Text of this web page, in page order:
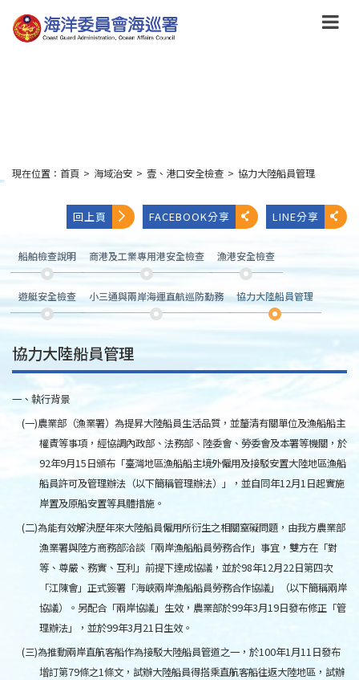
到
主
:::
現在位置： 首頁 > 海域治安 > 壹、港口安全檢查 > 協力大陸船員管理
回上頁 FACEBOOK分享 LINE分享
船舶檢查說明 商港及工業專用港安全檢查 漁港安全檢查
遊艇安全檢查 小三通與兩岸海運直航巡防勤務 協力大陸船員管理
協力大陸船員管理
一、執行背景
(一)農業部（漁業署）為提昇大陸船員生活品質，並釐清有關單位及漁船船主
權責等事項，經協調內政部、法務部、陸委會、勞委會及本署等機關，於
92年9月15日頒布「臺灣地區漁船船主境外僱用及接駁安置大陸地區漁船
船員許可及管理辦法（以下簡稱管理辦法）」，並自同年12月1日起實施
岸置及原船安置等具體措施。
(二)為能有效解決歷年來大陸船員僱用所衍生之相關窒礙問題，由我方農業部
漁業署與陸方商務部洽談「兩岸漁船船員勞務合作」事宜，雙方在「對
等、尊嚴、務實、互利」前提下達成協議，並於98年12月22日第四次
「江陳會」正式簽署「海峽兩岸漁船船員勞務合作協議」（以下簡稱兩岸
協議）。另配合「兩岸協議」生效，農業部於99年3月19日發布修正「管
理辦法」，並於99年3月21日生效。
(三)為推動兩岸直航客船作為接駁大陸船員管道之一，於100年1月11日發布
增訂第79條之1條文，試辦大陸船員得搭乘直航客船往返大陸地區，試辦